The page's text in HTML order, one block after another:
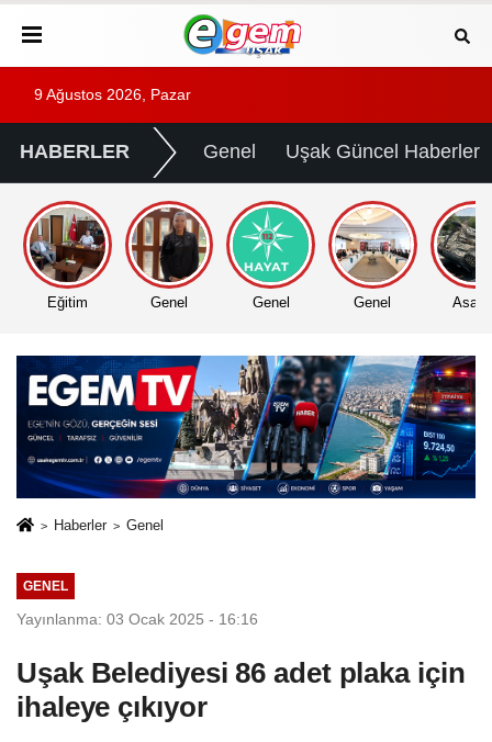
9 Ağustos 2026, Pazar
HABERLER Genel Uşak Güncel Haberler
Eğitim Genel Genel Genel
Haberler Genel
GENEL
Yayınlanma: 03 Ocak 2025 - 16:16
Uşak Belediyesi 86 adet plaka için
ihaleye çıkıyor